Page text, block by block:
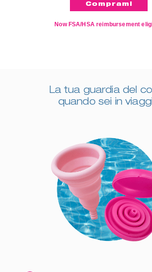
Now FSA/HSA reimbursement
La tua guardia del
quando sei in